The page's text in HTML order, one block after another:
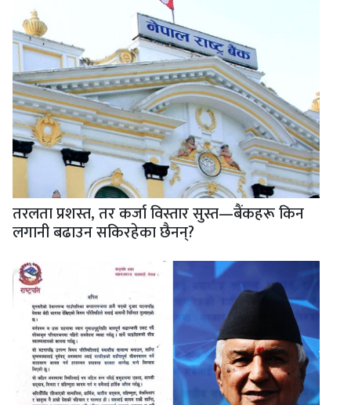
तरलता प्रशस्त, तर कर्जा विस्तार सुस्त—बैंकहरू किन
लगानी बढाउन सकिरहेका छैनन्?